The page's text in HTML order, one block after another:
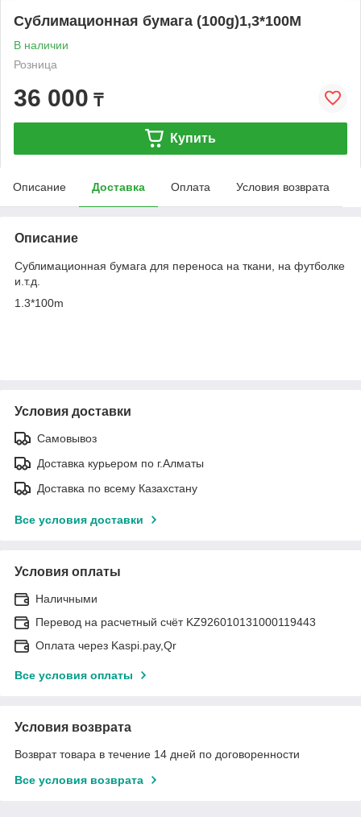
Сублимационная бумага (100g)1,3*100M
В наличии
Розница
36 000 ₸
Купить
Описание Доставка Оплата Условия возврата
Описание
Сублимационная бумага для переноса на ткани, на футболке
и.т.д.
1.3*100m
Условия доставки
Самовывоз
Доставка курьером по г.Алматы
Доставка по всему Казахстану
Все условия доставки
Условия оплаты
Наличными
Перевод на расчетный счёт KZ926010131000119443
Оплата через Kaspi.pay,Qr
Все условия оплаты
Условия возврата
Возврат товара в течение 14 дней по договоренности
Все условия возврата